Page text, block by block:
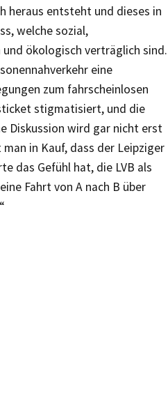
heraus entsteht und dieses in
welche sozial,
ökologisch verträglich sind.
eine
zum fahrscheinlosen
stigmatisiert, und die
Diskussion wird gar nicht erst
in Kauf, dass der Leipziger
das Gefühl hat, die LVB als
Fahrt von A nach B über